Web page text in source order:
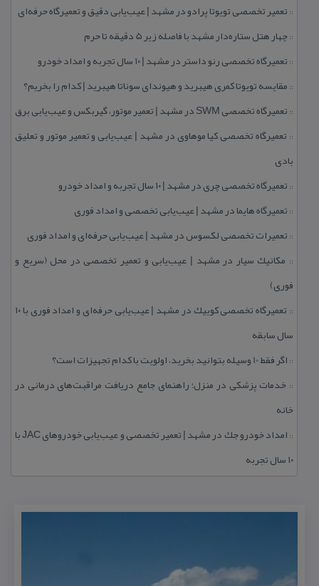
:: تعمیر تخصصی تویوتا پرادو در مشهد | عیب‌یابی دقیق و تعمیرگاه حرفه‌ای
::چهار هتل‌ ستاره‌دار مشهد با فاصله زیر 5 دقیقه تا حرم
:: تعمیرگاه تخصصی رنو داستر در مشهد | ۱۰ سال تجربه و امداد خودرو
:: مقایسه تویوتا كمری هیبرید و هیوندای سوناتا هیبرید | كدام را بخریم؟
:: تعمیرگاه تخصصی SWM در مشهد | تعمیر موتور، گیربكس و عیب‌یابی برق
:: تعمیرگاه تخصصی كیا موهاوی در مشهد | عیب‌یابی و تعمیر موتور و تعلیق
بادی
:: تعمیرگاه تخصصی چری در مشهد | ۱۰ سال تجربه و امداد خودرو
:: تعمیرگاه هایما در مشهد | عیب‌یابی تخصصی و امداد فوری
:: تعمیرات تخصصی لكسوس در مشهد | عیب‌یابی حرفه‌ای و امداد فوری
:: مكانیك سیار در مشهد | عیب‌یابی و تعمیر تخصصی در محل (سریع و
فوری)
::
تعمیرگاه تخصصی كوییك در مشهد | عیب‌یابی حرفه‌ای و امداد فوری با ۱۰
سال سابقه
:: اگر فقط 10 وسیله بتوانید بخرید، اولویت با كدام تجهیزات است؟
:: خدمات پزشكی در منزل؛ راهنمای جامع دریافت مراقبت‌های درمانی در
خانه
::
امداد خودرو جك در مشهد | تعمیر تخصصی و عیب‌یابی خودروهای JAC با
۱۰ سال تجربه